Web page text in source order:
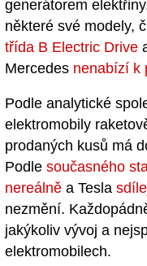
generátorem
některé své modely,
třída B Electric Drive
Mercedes nenabízí k
Podle analytické
elektromobily
prodaných kusů má
Podle současného
nereálně a Tesla
nezmění.
jakýkoliv vývoj a
elektromobilech.